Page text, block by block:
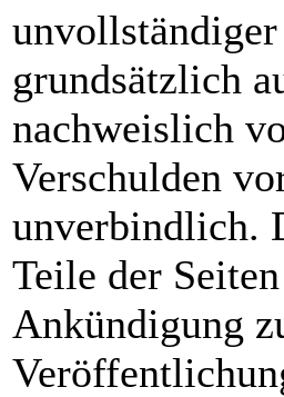
grundsätzlich
nachweislich
Verschulden
unverbindlich.
Teile der
Ankündigung